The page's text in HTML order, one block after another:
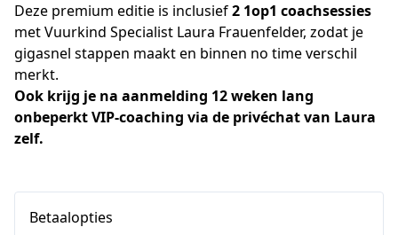
Deze premium editie is inclusief 2 1op1 coachsessies
met Vuurkind Specialist Laura Frauenfelder, zodat je
gigasnel stappen maakt en binnen no time verschil
merkt.
Ook krijg je na aanmelding 12 weken lang
onbeperkt VIP-coaching via de privéchat van Laura
zelf.
Betaalopties